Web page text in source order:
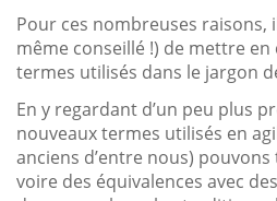
Pour ces nombreuses raisons,
même conseillé !) de mettre
termes utilisés dans le jargon
En y regardant d’un peu plus
nouveaux termes utilisés en
anciens d’entre nous)
voire des équivalences avec